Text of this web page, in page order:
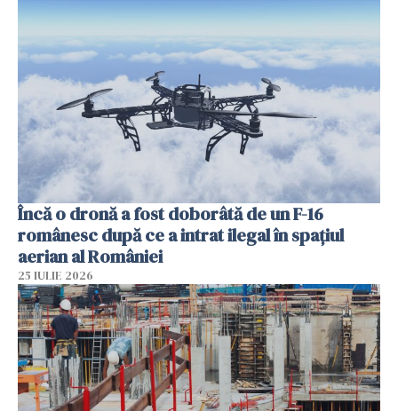
Încă o dronă a fost doborâtă de un F-16
românesc după ce a intrat ilegal în spațiul
aerian al României
25 IULIE 2026